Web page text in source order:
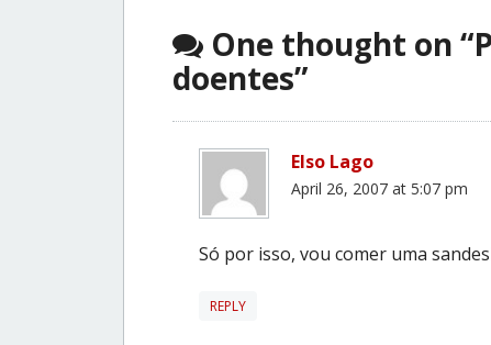
One thought on “
doentes”
Elso Lago
April 26, 2007 at 5:07 pm
Só por isso, vou comer uma
REPLY